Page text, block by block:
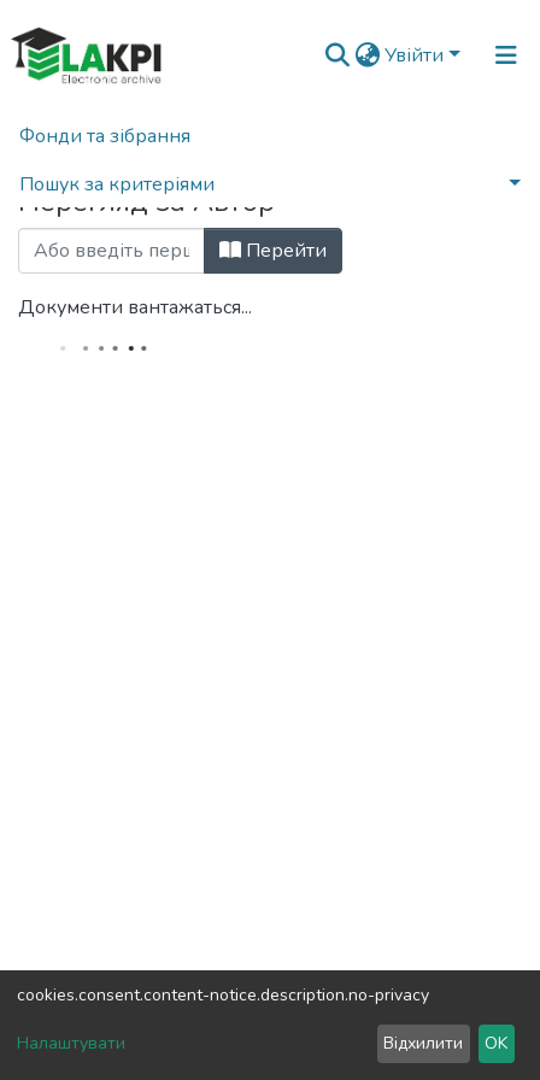
Увійти
Фонди та зібрання
Пошук за критеріями
Головна Переглянути за автором
Перегляд за Автор
Перейти
Документи вантажаться...
DSpace software copyright © 2002-2026LYRASIS
cookies.consent.content-notice.description.no-privacy
Налаштувати Відхилити OK